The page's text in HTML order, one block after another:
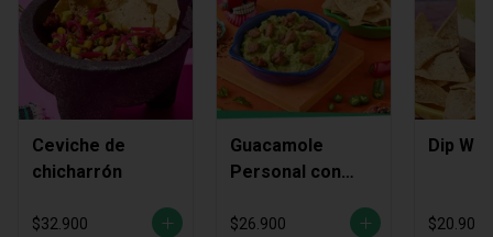
Ceviche de
chicharrón
$32.900
Guacamole
Personal con
$26.900
Dip
$20.900